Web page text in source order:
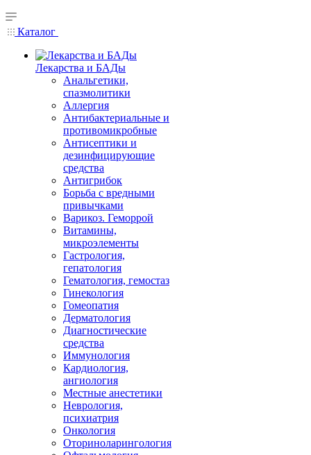
Каталог
Лекарства и БАДы
Анальгетики,
спазмолитики
Аллергия
Антибактериальные и
противомикробные
Антисептики и
дезинфицирующие
средства
Антигрибок
Борьба с вредными
привычками
Варикоз. Геморрой
Витамины,
микроэлементы
Гастрология,
гепатология
Гематология, гемостаз
Гинекология
Гомеопатия
Дерматология
Диагностические
средства
Иммунология
Кардиология,
ангиология
Местные анестетики
Неврология,
психиатрия
Онкология
Оториноларингология